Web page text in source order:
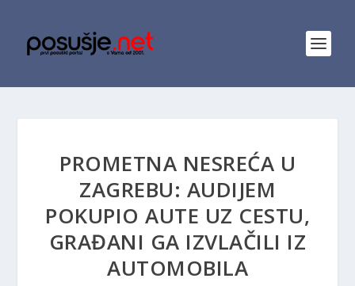
PROMETNA NESREĆA U
ZAGREBU: AUDIJEM
POKUPIO AUTE UZ CESTU,
GRAĐANI GA IZVLAČILI IZ
AUTOMOBILA